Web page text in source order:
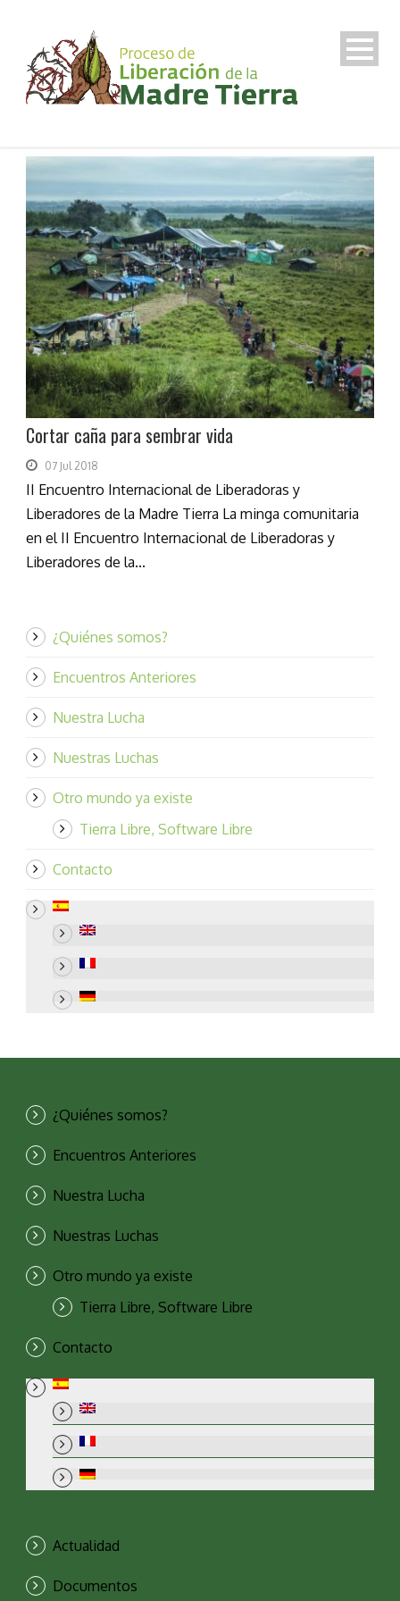
Cortar caña para sembrar vida
07 Jul 2018
II Encuentro Internacional de Liberadoras y
Liberadores de la Madre Tierra La minga comunitaria
en el II Encuentro Internacional de Liberadoras y
Liberadores de la...
¿Quiénes somos?
Encuentros Anteriores
Nuestra Lucha
Nuestras Luchas
Otro mundo ya existe
Tierra Libre, Software Libre
Contacto
¿Quiénes somos?
Encuentros Anteriores
Nuestra Lucha
Nuestras Luchas
Otro mundo ya existe
Tierra Libre, Software Libre
Contacto
Actualidad
Documentos